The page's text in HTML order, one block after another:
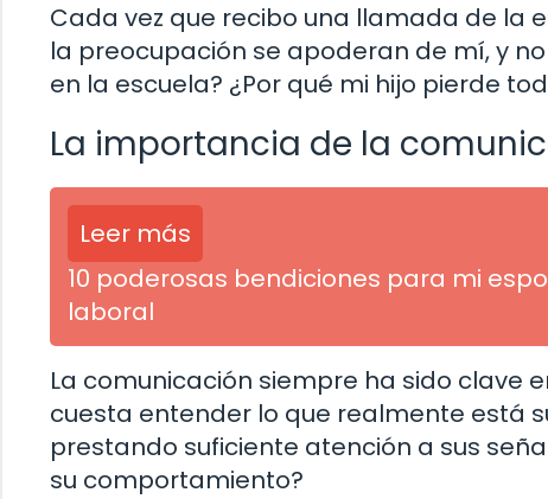
Cada vez que recibo una llamada de la
la preocupación se apoderan de mí, y
en la escuela? ¿Por qué mi hijo pierde
La importancia de la
Leer más
10 poderosas bendiciones para mi
laboral
La comunicación siempre ha sido clave
cuesta entender lo que realmente está
prestando suficiente atención a sus
su comportamiento?